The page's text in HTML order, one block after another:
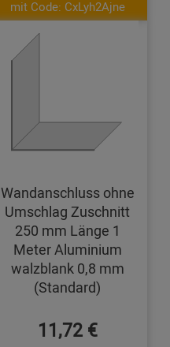
mit Code: CxLyh2Ajne
Wandanschluss ohne
Umschlag Zuschnitt
250 mm Länge 1
Meter Aluminium
walzblank 0,8 mm
(Standard)
11,72 €